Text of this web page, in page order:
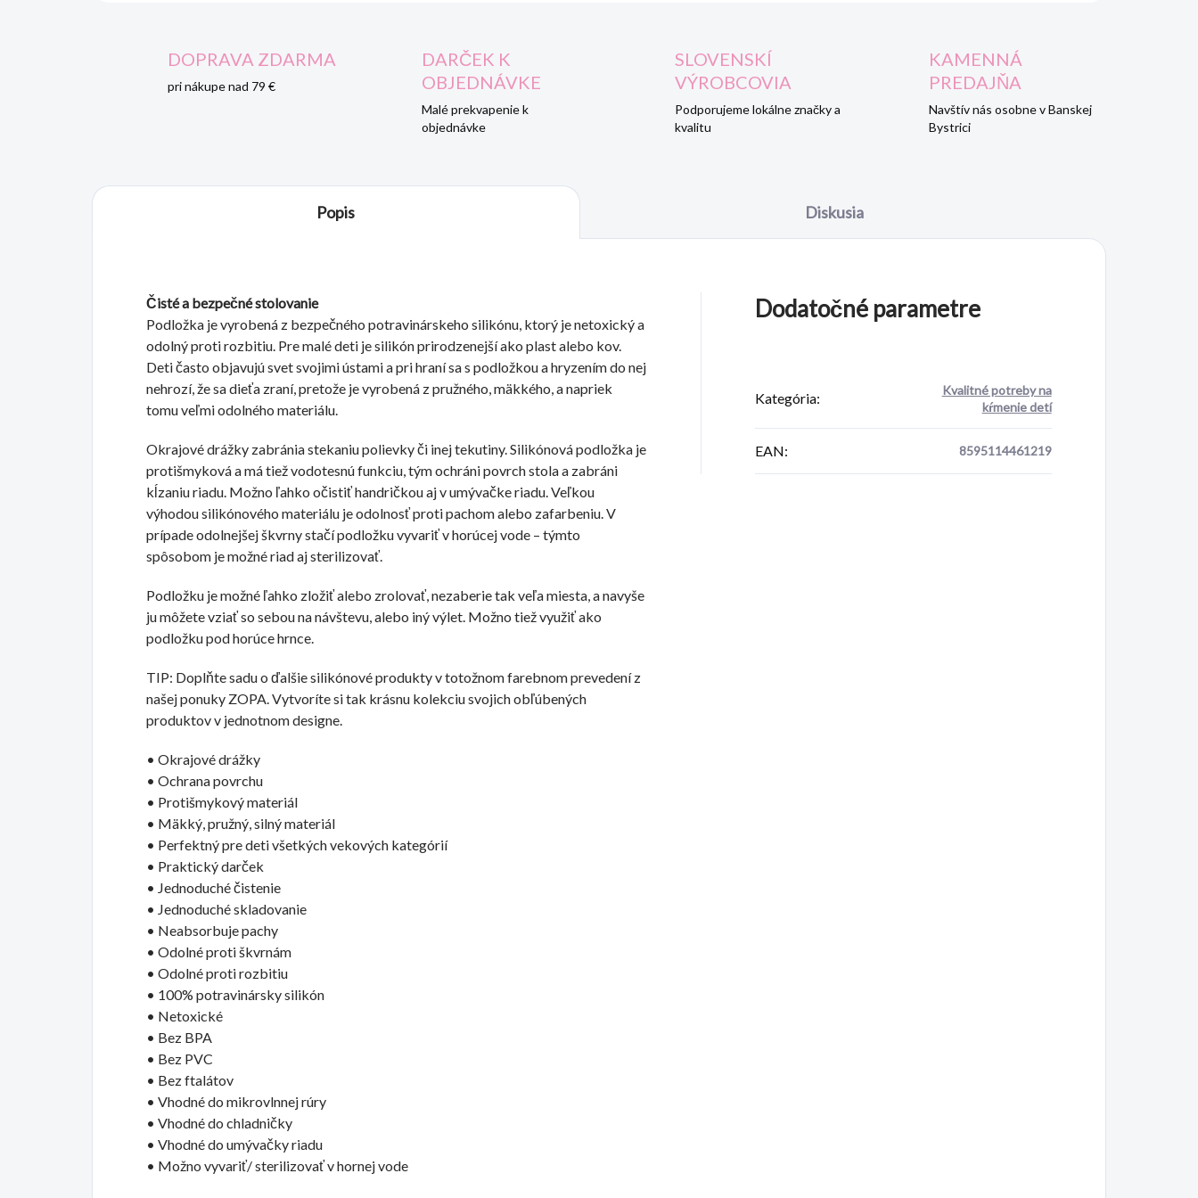
DOPRAVA ZDARMA
pri nákupe nad 79 €
DARČEK K
OBJEDNÁVKE
Malé prekvapenie k
objednávke
SLOVENSKÍ
VÝROBCOVIA
Podporujeme lokálne značky a
kvalitu
KAMENNÁ
PREDAJŇA
Navštív nás osobne v Banskej
Bystrici
Popis Diskusia
Čisté a bezpečné stolovanie
Podložka je vyrobená z bezpečného potravinárskeho silikónu, ktorý je netoxický a
odolný proti rozbitiu. Pre malé deti je silikón prirodzenejší ako plast alebo kov.
Deti často objavujú svet svojimi ústami a pri hraní sa s podložkou a hryzením do nej
nehrozí, že sa dieťa zraní, pretože je vyrobená z pružného, mäkkého, a napriek
tomu veľmi odolného materiálu.
Okrajové drážky zabránia stekaniu polievky či inej tekutiny. Silikónová podložka je
protišmyková a má tiež vodotesnú funkciu, tým ochráni povrch stola a zabráni
kĺzaniu riadu. Možno ľahko očistiť handričkou aj v umývačke riadu. Veľkou
výhodou silikónového materiálu je odolnosť proti pachom alebo zafarbeniu. V
prípade odolnejšej škvrny stačí podložku vyvariť v horúcej vode – týmto
spôsobom je možné riad aj sterilizovať.
Podložku je možné ľahko zložiť alebo zrolovať, nezaberie tak veľa miesta, a navyše
ju môžete vziať so sebou na návštevu, alebo iný výlet. Možno tiež využiť ako
podložku pod horúce hrnce.
TIP: Doplňte sadu o ďalšie silikónové produkty v totožnom farebnom prevedení z
našej ponuky ZOPA. Vytvoríte si tak krásnu kolekciu svojich obľúbených
produktov v jednotnom designe.
• Okrajové drážky
• Ochrana povrchu
• Protišmykový materiál
• Mäkký, pružný, silný materiál
• Perfektný pre deti všetkých vekových kategórií
• Praktický darček
• Jednoduché čistenie
• Jednoduché skladovanie
• Neabsorbuje pachy
• Odolné proti škvrnám
• Odolné proti rozbitiu
• 100% potravinársky silikón
• Netoxické
• Bez BPA
• Bez PVC
• Bez ftalátov
• Vhodné do mikrovlnnej rúry
• Vhodné do chladničky
• Vhodné do umývačky riadu
• Možno vyvariť/ sterilizovať v hornej vode
Dodatočné parametre
Kategória:
Kvalitné potreby na
kŕmenie detí
EAN: 8595114461219